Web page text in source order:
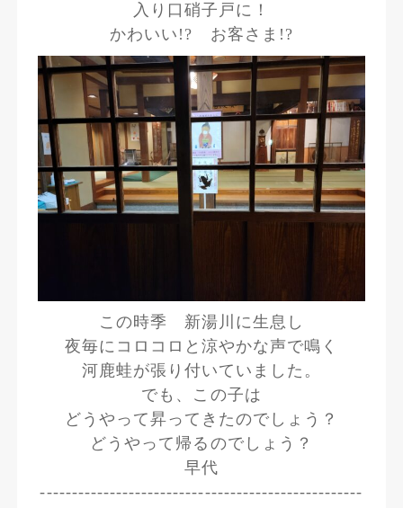
入り口硝子戸に！
かわいい!? お客さま!?
この時季 新湯川に生息し
夜毎にコロコロと涼やかな声で鳴く
河鹿蛙が張り付いていました。
でも、この子は
どうやって昇ってきたのでしょう？
どうやって帰るのでしょう？
早代
---------------------------------------------------